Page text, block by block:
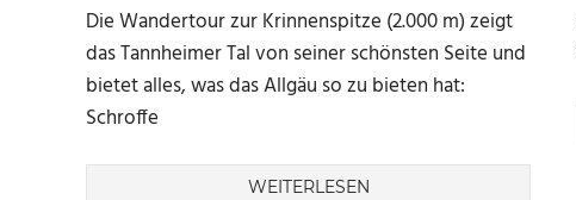
Die Wandertour zur Krinnenspitze (2.000 m) zeigt
das Tannheimer Tal von seiner schönsten Seite und
bietet alles, was das Allgäu so zu bieten hat:
Schroffe
WEITERLESEN